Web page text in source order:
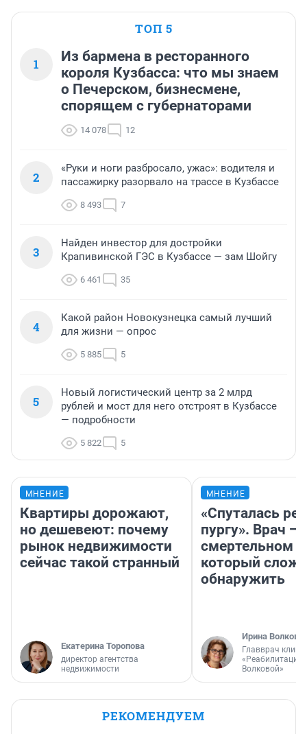
ТОП 5
1
Из бармена в ресторанного
короля Кузбасса: что мы знаем
о Печерском, бизнесмене,
спорящем с губернаторами
14 078 12
2
«Руки и ноги разбросало, ужас»: водителя и
пассажирку разорвало на трассе в Кузбассе
8 493 7
3
Найден инвестор для достройки
Крапивинской ГЭС в Кузбассе — зам Шойгу
6 461 35
4
Какой район Новокузнецка самый лучший
для жизни — опрос
5 885 5
5
Новый логистический центр за 2 млрд
рублей и мост для него отстроят в Кузбассе
— подробности
5 822 5
МНЕНИЕ
Квартиры дорожают,
но дешевеют: почему
рынок недвижимости
сейчас такой странный
Екатерина Торопова
директор агентства
недвижимости
МНЕНИЕ
«Спуталась
пургу». Врач —
смертельном
который
обнаружить
Ирина Волкова
Главврач
«Реабилитация
Волковой»
РЕКОМЕНДУЕМ